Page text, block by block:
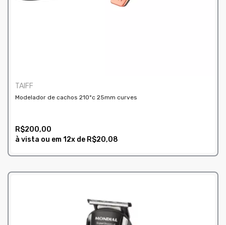
TAIFF
Modelador de cachos 210ºc 25mm curves
R$200,00
à vista ou em12x de R$20,08
COMPRAR